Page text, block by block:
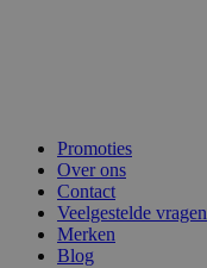
Promoties
Over ons
Contact
Veelgestelde vragen
Merken
Blog